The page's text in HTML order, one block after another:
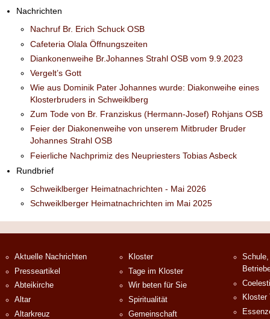
Nachrichten
Nachruf Br. Erich Schuck OSB
Cafeteria Olala Öffnungszeiten
Diankonenweihe Br.Johannes Strahl OSB vom 9.9.2023
Vergelt’s Gott
Wie aus Dominik Pater Johannes wurde: Diakonweihe eines
Klosterbruders in Schweiklberg
Zum Tode von Br. Franziskus (Hermann-Josef) Rohjans OSB
Feier der Diakonenweihe von unserem Mitbruder Bruder
Johannes Strahl OSB
Feierliche Nachprimiz des Neupriesters Tobias Asbeck
Rundbrief
Schweiklberger Heimatnachrichten - Mai 2026
Schweiklberger Heimatnachrichten im Mai 2025
Aktuelle Nachrichten
Presseartikel
Abteikirche
Altar
Altarkreuz
Kloster
Tage im Kloster
Wir beten für Sie
Spiritualität
Gemeinschaft
Kloster